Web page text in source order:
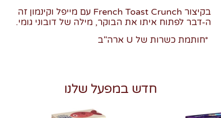
בקיצור French Toast Crunch עם מייפל וקינמון זה
ה-דבר לפתוח איתו את הבוקר, מילה של דובוני גומי.
*חותמת כשרות של U ארה"ב
חדש במפעל שלנו